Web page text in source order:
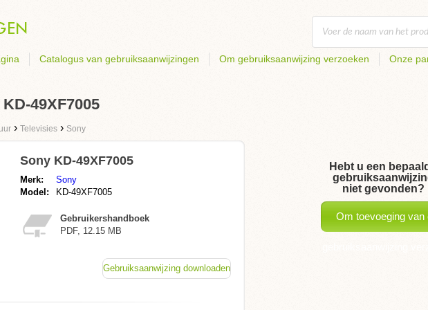
Catalogus van gebruiksaanwijzingen Om gebruiksaanwijzing verzoeken Onze
49XF7005
› Televisies › Sony
Sony KD-49XF7005
Merk:
Sony
Model:
KD-49XF7005
Gebruikershandboek
PDF, 12.15 MB
Gebruiksaanwijzing downloaden
Hebt u een
niet gevonden?
Om toevoeging van